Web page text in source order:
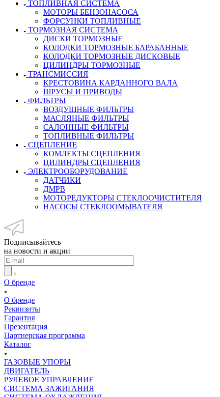
ТОПЛИВНАЯ СИСТЕМА
МОТОРЫ БЕНЗОНАСОСА
ФОРСУНКИ ТОПЛИВНЫЕ
ТОРМОЗНАЯ СИСТЕМА
ДИСКИ ТОРМОЗНЫЕ
КОЛОДКИ ТОРМОЗНЫЕ БАРАБАННЫЕ
КОЛОДКИ ТОРМОЗНЫЕ ДИСКОВЫЕ
ЦИЛИНДРЫ ТОРМОЗНЫЕ
ТРАНСМИССИЯ
КРЕСТОВИНА КАРДАННОГО ВАЛА
ШРУСЫ И ПРИВОДЫ
ФИЛЬТРЫ
ВОЗДУШНЫЕ ФИЛЬТРЫ
МАСЛЯНЫЕ ФИЛЬТРЫ
САЛОННЫЕ ФИЛЬТРЫ
ТОПЛИВНЫЕ ФИЛЬТРЫ
СЦЕПЛЕНИЕ
КОМЛЕКТЫ СЦЕПЛЕНИЯ
ЦИЛИНДРЫ СЦЕПЛЕНИЯ
ЭЛЕКТРООБОРУДОВАНИЕ
ДАТЧИКИ
ДМРВ
МОТОРЕДУКТОРЫ СТЕКЛООЧИСТИТЕЛЯ
НАСОСЫ СТЕКЛООМЫВАТЕЛЯ
Подписывайтесь
на новости и акции
О бренде
О бренде
Реквизиты
Гарантия
Презентация
Партнерская программа
Каталог
ГАЗОВЫЕ УПОРЫ
ДВИГАТЕЛЬ
РУЛЕВОЕ УПРАВЛЕНИЕ
СИСТЕМА ЗАЖИГАНИЯ